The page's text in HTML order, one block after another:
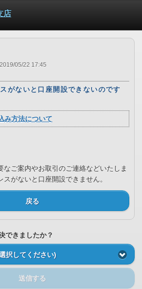
05/22 17:45
がないと口座開設できないのです
み方法について
なご案内やお取引のご連絡などいたしま
がないと口座開設できません。
戻る
できましたか？
択してください)
送信する